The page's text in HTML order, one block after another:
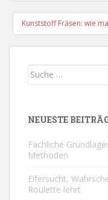
Kunststoff Fräsen: wie
Suche
NEUESTE
Fachliche
Methoden
Eifersucht,
Roulette lehrt